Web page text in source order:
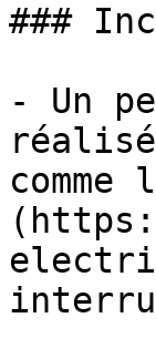
###
- Un